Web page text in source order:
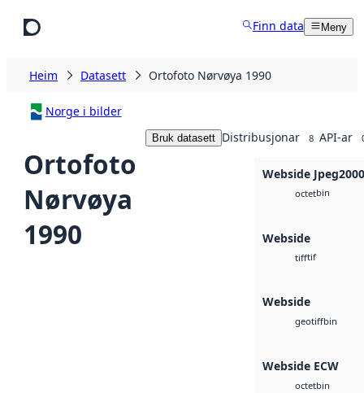
Finn data Meny
Heim Datasett Ortofoto Nørvøya 1990
Norge i bilder
Ortofoto
Nørvøya
1990
Bruk datasett Distribusjonar 8 API-ar
Webside Jpeg2000
octetbin
Webside
tifftif
Webside
geotiffbin
Webside ECW
octetbin